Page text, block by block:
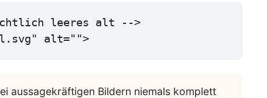
leeres alt -->
alt="">
aussagekräftigen Bildern niemals komplett